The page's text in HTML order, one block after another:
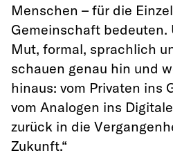
Menschen – für die
Gemeinschaft bedeuten.
Mut, formal, sprachlich
schauen genau hin und
hinaus: vom Privaten ins
vom Analogen ins
zurück in die
Zukunft.“